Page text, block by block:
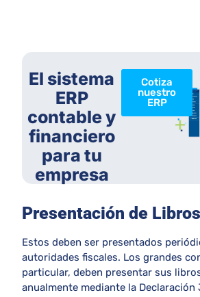
El sistema
ERP
contable y
financiero
para tu
empresa
Cotiza
nuestro
ERP
Presentación de
Estos deben ser presentados
autoridades fiscales. Los grandes
particular, deben presentar sus
anualmente mediante la Declaración